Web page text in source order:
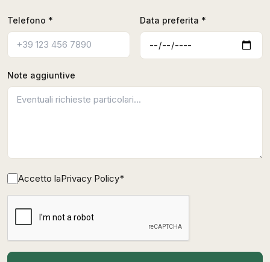
Telefono * Data preferita *
Note aggiuntive
Accetto laPrivacy Policy*